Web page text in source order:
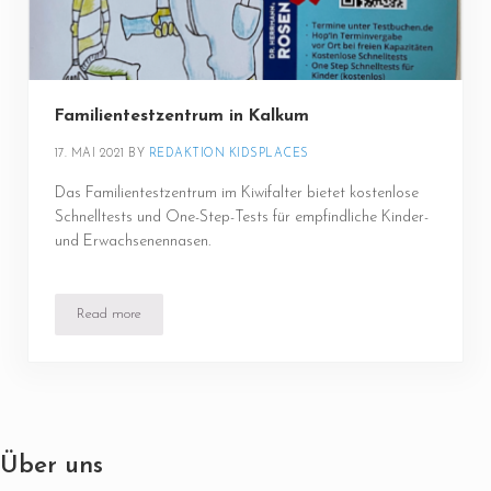
Familientestzentrum in Kalkum
17. MAI 2021 BY REDAKTION KIDSPLACES
Das Familientestzentrum im Kiwifalter bietet kostenlose
Schnelltests und One-Step-Tests für empfindliche Kinder-
und Erwachsenennasen.
Read moreFamilientestzentrum in Kalkum
Über uns